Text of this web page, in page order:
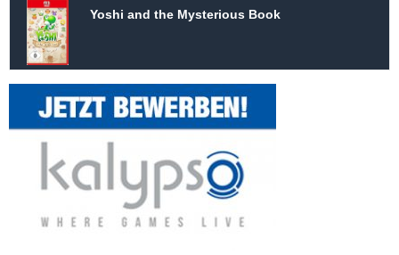
Yoshi and the Mysterious Book